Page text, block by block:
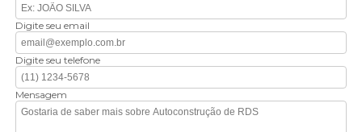
Digite seu email
Digite seu telefone
Mensagem